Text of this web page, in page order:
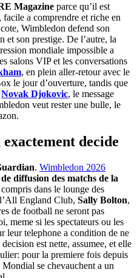
Magazine parce qu’il est
a comprendre et riche en
Wimbledon defend son
et son prestige. De l’autre, la
mondiale impossible a
salons VIP et les conversations
, en plein aller-retour avec le
le jour d’ouverture, tandis que
Novak Djokovic, le message
veut rester une bulle, le
decide
. Wimbledon 2026
diffusion des matchs de la
dans le lounge des
England Club, Sally Bolton,
de football ne seront pas
meme si les spectateurs ou les
leur telephone a condition de ne
est nette, assumee, et elle
pour la premiere fois depuis
se chevauchent a un